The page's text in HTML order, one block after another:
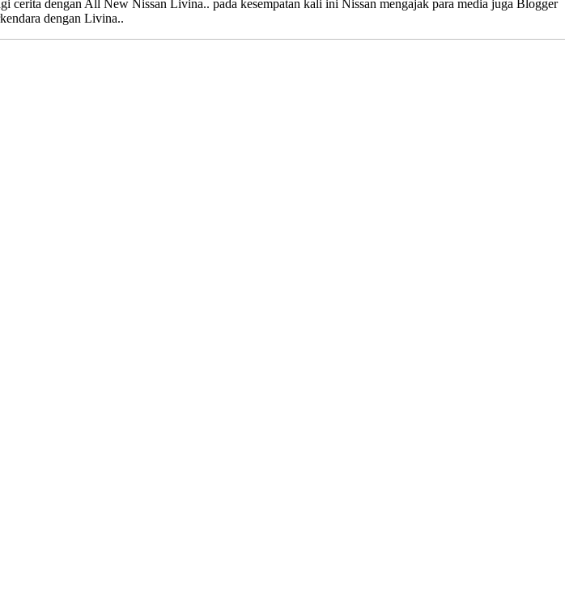
dengan All New Nissan Livina.. pada kesempatan kali ini Nissan mengajak para media juga Blogger
dengan Livina..